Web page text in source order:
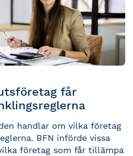
får
handlar om vilka företag
BFN införde vissa
företag som får tillämpa